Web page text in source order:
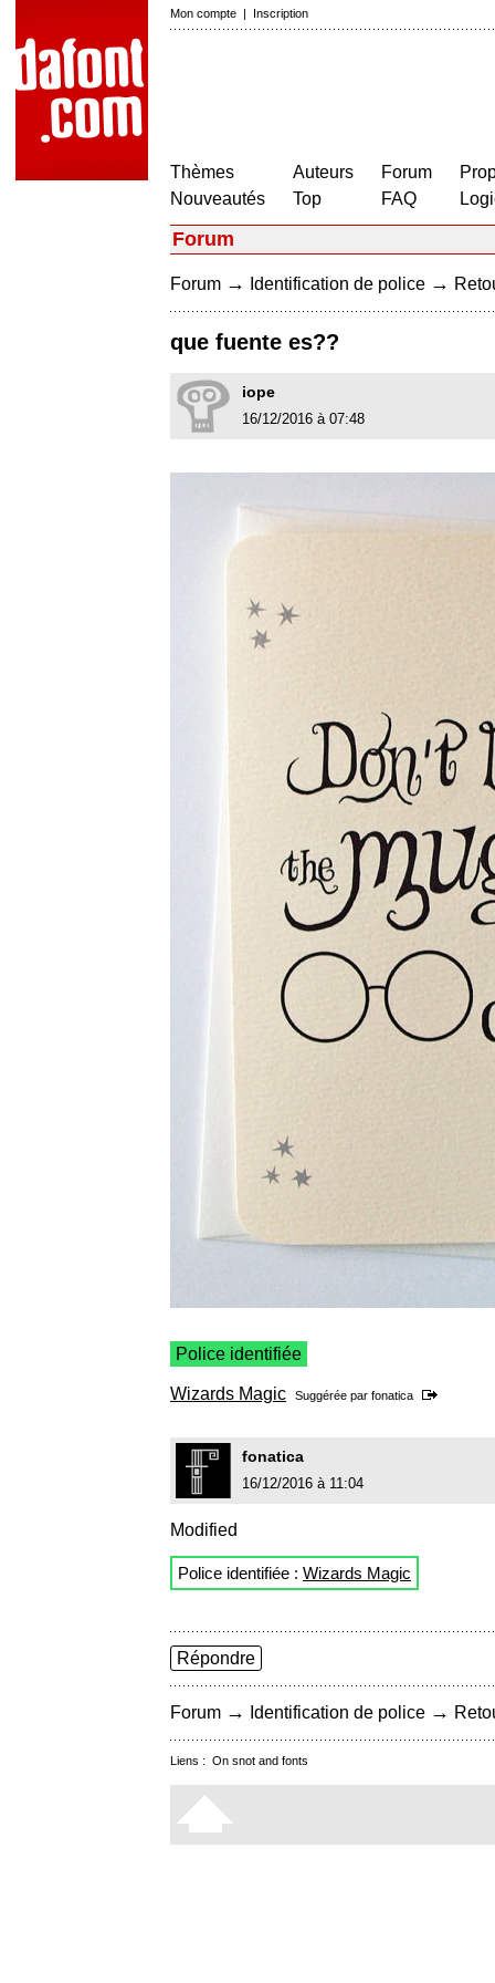
Mon compte | Inscription
Thèmes
Nouveautés
Auteurs
Top
Forum
FAQ
Forum
Forum → Identification de police →
que fuente es??
iope
16/12/2016 à 07:48
Police identifiée
Wizards Magic Suggérée par fonatica
fonatica
16/12/2016 à 11:04
Modified
Police identifiée : Wizards Magic
Répondre
Forum → Identification de police →
Liens : On snot and fonts